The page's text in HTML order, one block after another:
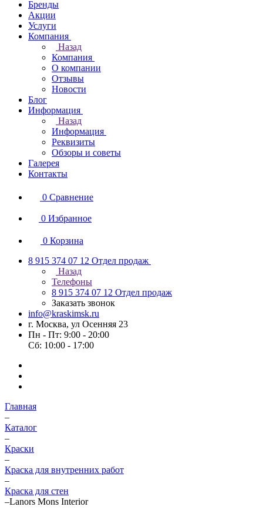
Бренды
Акции
Услуги
Компания
Назад
Компания
О компании
Отзывы
Новости
Блог
Информация
Назад
Информация
Реквизиты
Обзоры и советы
Галерея
Контакты
0 Сравнение
0 Избранное
0 Корзина
8 915 374 07 12 Отдел продаж
Назад
Телефоны
8 915 374 07 12 Отдел продаж
Заказать звонок
info@kraskimsk.ru
г. Москва, ул Осенняя 23
Пн - Пт: 9:00 - 20:00
Сб: 10:00 - 17:00
Главная
–
Каталог
–
Краски
–
Краска для внутренних работ
–
Краска для стен
–Lanors Mons Interior